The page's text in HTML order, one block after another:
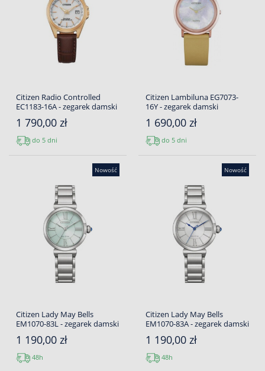
Citizen Radio Controlled
EC1183-16A - zegarek damski
1 790,00 zł
do 5 dni
Citizen Lambiluna EG7073-
16Y - zegarek damski
1 690,00 zł
do 5 dni
Nowość
Citizen Lady May Bells
EM1070-83L - zegarek damski
1 190,00 zł
48h
Nowość
Citizen Lady May Bells
EM1070-83A - zegarek damski
1 190,00 zł
48h